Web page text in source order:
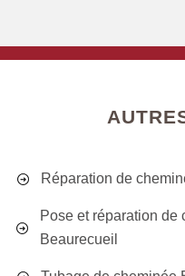
Réparation de
Pose et réparation de
Beaurecueil